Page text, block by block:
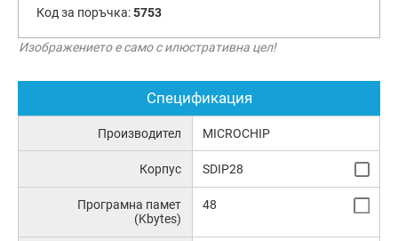
Код за поръчка:5753
Изображението е само с илюстративна цел!
Спецификация
Производител MICROCHIP
Корпус SDIP28
Програмна памет
(Kbytes)
48